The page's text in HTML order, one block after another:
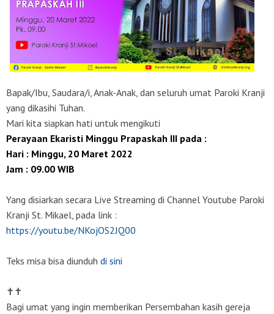
Bapak/Ibu, Saudara/i, Anak-Anak, dan seluruh umat Paroki Kranji
yang dikasihi Tuhan.
Mari kita siapkan hati untuk mengikuti
Perayaan Ekaristi Minggu Prapaskah III pada :
Hari : Minggu, 20 Maret 2022
Jam : 09.00 WIB
Yang disiarkan secara Live Streaming di Channel Youtube Paroki
Kranji St. Mikael, pada link :
https://youtu.be/NKojOS2JQ00
Teks misa bisa diunduh di sini
✝✝
Bagi umat yang ingin memberikan Persembahan kasih gereja